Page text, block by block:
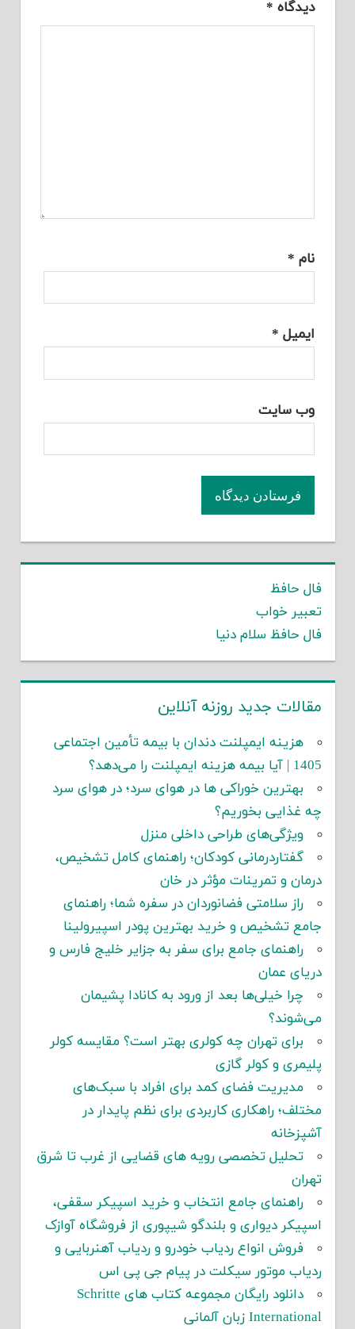
دیدگاه *
نام *
ایمیل *
وب‌ سایت
فال حافظ
تعبیر خواب
فال حافظ سلام دنیا
مقالات جدید روزنه آنلاین
هزینه ایمپلنت دندان با بیمه تأمین اجتماعی
1405 | آیا بیمه هزینه ایمپلنت را می‌دهد؟
بهترین خوراکی ها در هوای سرد؛ در هوای سرد
چه غذایی بخوریم؟
ویژگی‌های طراحی داخلی منزل
گفتاردرمانی کودکان؛ راهنمای کامل تشخیص،
درمان و تمرینات مؤثر در خان
راز سلامتی فضانوردان در سفره شما؛ راهنمای
جامع تشخیص و خرید بهترین پودر اسپیرولینا
راهنمای جامع برای سفر به جزایر خلیج فارس و
دریای عمان
چرا خیلی‌ها بعد از ورود به کانادا پشیمان
می‌شوند؟
برای تهران چه کولری بهتر است؟ مقایسه کولر
پلیمری و کولر گازی
مدیریت فضای کمد برای افراد با سبک‌های
مختلف؛ راهکاری کاربردی برای نظم پایدار در
آشپزخانه
تحلیل تخصصی رویه های قضایی از غرب تا شرق
تهران
راهنمای جامع انتخاب و خرید اسپیکر سقفی،
اسپیکر دیواری و بلندگو شیپوری از فروشگاه آوازک
فروش انواع ردیاب خودرو و ردیاب آهنربایی و
ردیاب موتور سیکلت در پیام جی پی اس
دانلود رایگان مجموعه کتاب های Schritte
International زبان آلمانی